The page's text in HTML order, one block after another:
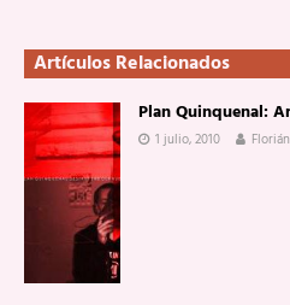
Artículos Relacionados
Plan Quinquenal:
1 julio, 2010